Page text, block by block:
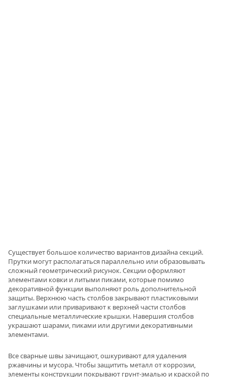
Существует большое количество вариантов дизайна секций.
Прутки могут располагаться параллельно или образовывать
сложный геометрический рисунок. Секции оформляют
элементами ковки и литыми пиками, которые помимо
декоративной функции выполняют роль дополнительной
защиты. Верхнюю часть столбов закрывают пластиковыми
заглушками или приваривают к верхней части столбов
специальные металлические крышки. Навершия столбов
украшают шарами, пиками или другими декоративными
элементами.
Все сварные швы зачищают, ошкуривают для удаления
ржавчины и мусора. Чтобы защитить металл от коррозии,
элементы конструкции покрывают грунт-эмалью и краской по